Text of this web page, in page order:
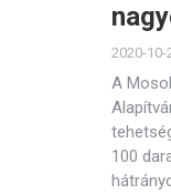
2020-10-
A
100